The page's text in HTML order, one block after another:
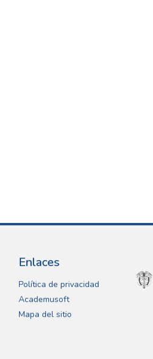
Enlaces
Política de privacidad
Academusoft
Mapa del sitio